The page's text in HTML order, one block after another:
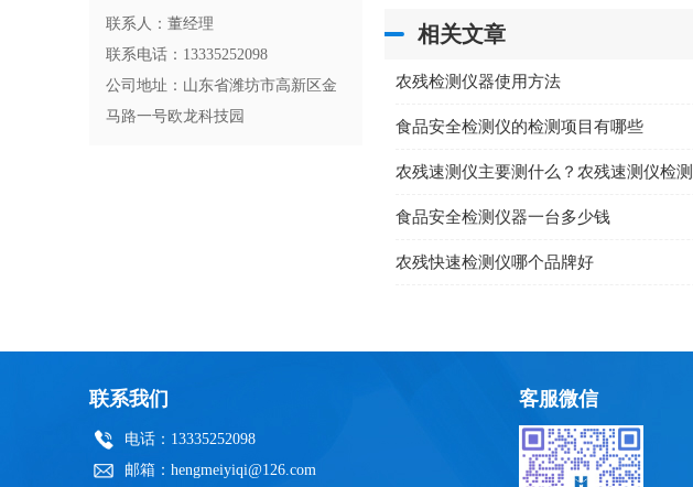
联系人：董经理
联系电话：13335252098
公司地址：山东省潍坊市高新区金
马路一号欧龙科技园
相关文章
农残检测仪器使用方法
食品安全检测仪的检测项目有哪些
农残速测仪主要测什么？农残速测仪检测
食品安全检测仪器一台多少钱
农残快速检测仪哪个品牌好
联系我们
电话：13335252098
邮箱：hengmeiyiqi@126.com
客服微信